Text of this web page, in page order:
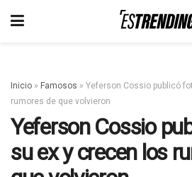
Inicio » Famosos » Yeferson Cossio publicó
rumores de que volvieron
Yeferson Cossio
su ex y crecen los